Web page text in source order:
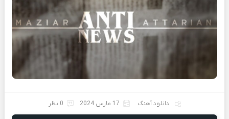
دانلود آهنگ 17 مارس 2024 0 نظر